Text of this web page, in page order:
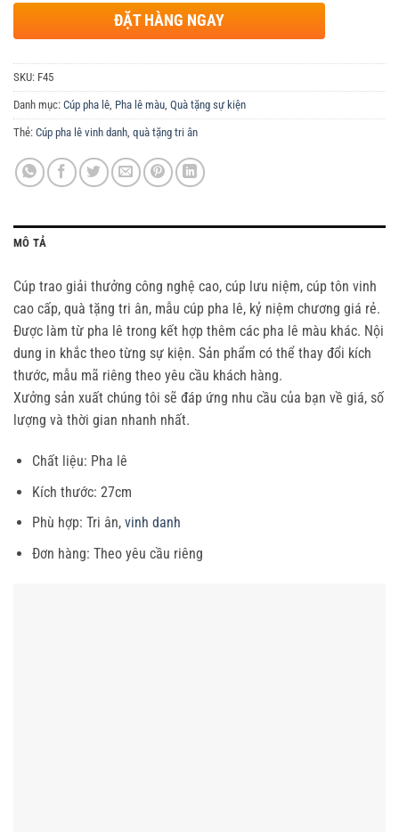
ĐẶT HÀNG NGAY
SKU: F45
Danh mục: Cúp pha lê, Pha lê màu, Quà tặng sự kiện
Thẻ: Cúp pha lê vinh danh, quà tặng tri ân
MÔ TẢ
Cúp trao giải thưởng công nghệ cao, cúp lưu niệm, cúp tôn vinh
cao cấp, quà tặng tri ân, mẫu cúp pha lê, kỷ niệm chương giá rẻ.
Được làm từ pha lê trong kết hợp thêm các pha lê màu khác. Nội
dung in khắc theo từng sự kiện. Sản phẩm có thể thay đổi kích
thước, mẫu mã riêng theo yêu cầu khách hàng.
Xưởng sản xuất chúng tôi sẽ đáp ứng nhu cầu của bạn về giá, số
lượng và thời gian nhanh nhất.
Chất liệu: Pha lê
Kích thước: 27cm
Phù hợp: Tri ân, vinh danh
Đơn hàng: Theo yêu cầu riêng